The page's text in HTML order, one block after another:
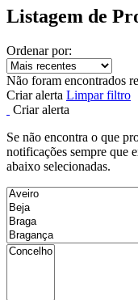
Listagem de
Ordenar por:
Não foram encontrados
Criar alerta Limpar filtro
Criar alerta
Se não encontra o que
notificações sempre que
abaixo selecionadas.